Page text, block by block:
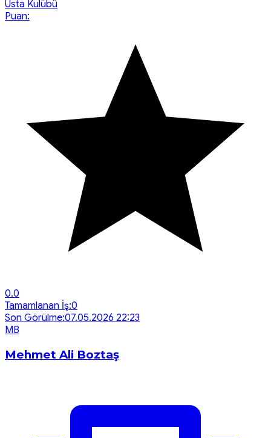
Usta Kulübü
Puan:
0.0
Tamamlanan İş:0
Son Görülme:07.05.2026 22:23
MB
Mehmet Ali Boztaş